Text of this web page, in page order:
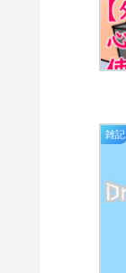
雑記